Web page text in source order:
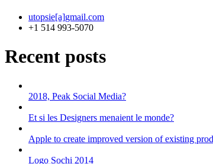
utopsie[a]gmail.com
+1 514 993-5070
Recent posts
2018, Peak Social Media?
Et si les Designers menaient le monde?
Apple to create improved version of existing
Logo Sochi 2014